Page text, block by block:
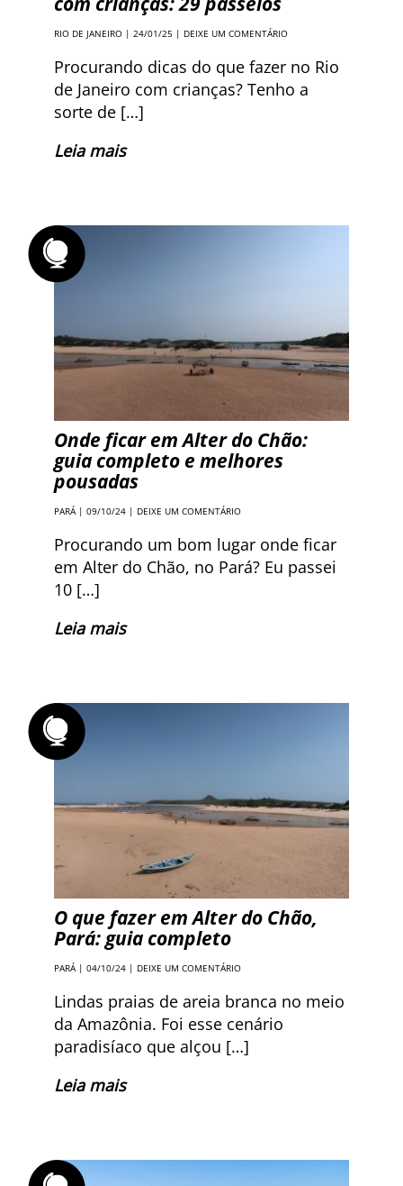
RIO DE JANEIRO | 24/01/25 | DEIXE UM COMENTÁRIO
Procurando dicas do que fazer no Rio
de Janeiro com crianças? Tenho a
sorte de […]
Leia mais
Onde ficar em Alter do Chão:
guia completo e melhores
pousadas
PARÁ| 09/10/24 | DEIXE UM COMENTÁRIO
Procurando um bom lugar onde ficar
em Alter do Chão, no Pará? Eu passei
10 […]
Leia mais
O que fazer em Alter do Chão,
Pará: guia completo
PARÁ| 04/10/24 | DEIXE UM COMENTÁRIO
Lindas praias de areia branca no meio
da Amazônia. Foi esse cenário
paradisíaco que alçou […]
Leia mais